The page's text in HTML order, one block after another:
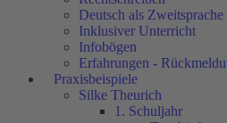
Deutsch als
Inklusiver Unterricht
Infobögen
Erfahrungen -
Praxisbeispiele
Silke Theurich
1. Schuljahr